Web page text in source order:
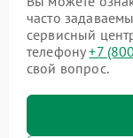
часто
сервисный
телефону+7
свой вопрос.